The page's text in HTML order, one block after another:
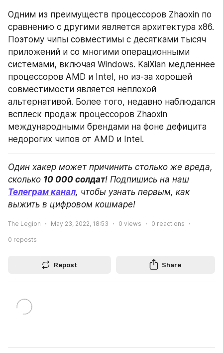
Одним из преимуществ процессоров Zhaoxin по
сравнению с другими является архитектура x86.
Поэтому чипы совместимы с десятками тысяч
приложений и со многими операционными
системами, включая Windows. KaiXian медленнее
процессоров AMD и Intel, но из-за хорошей
совместимости является неплохой
альтернативой. Более того, недавно наблюдался
всплеск продаж процессоров Zhaoxin
международными брендами на фоне дефицита
недорогих чипов от AMD и Intel.
Один хакер может причинить столько же вреда,
сколько 10 000 солдат
Телеграм канал, чтобы узнать первым, как
выжить в цифровом кошмаре!
The Legion May 23, 2022, 18:53 0 views 0 reactions
0 reposts
Repost Share